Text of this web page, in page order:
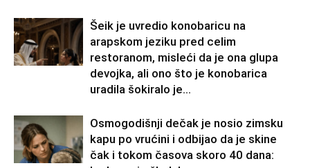
Šeik je uvredio konobaricu na
arapskom jeziku pred celim
restoranom, misleći da je ona glupa
devojka, ali ono što je konobarica
uradila šokiralo je...
Osmogodišnji dečak je nosio zimsku
kapu po vrućini i odbijao da je skine
čak i tokom časova skoro 40 dana: